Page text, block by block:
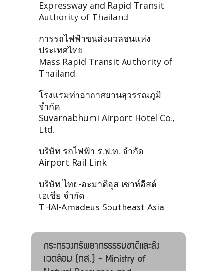
Expressway and Rapid Transit
Authority of Thailand
การรถไฟฟ้าขนส่งมวลชนแห่ง
ประเทศไทย
Mass Rapid Transit Authority of
Thailand
โรงแรมท่าอากาศยานสุวรรณภูมิ
จำกัด
Suvarnabhumi Airport Hotel Co.,
Ltd.
บริษัท รถไฟฟ้า ร.ฟ.ท. จำกัด
Airport Rail Link
บริษัท ไทย-อะมาดิอุส เซาท์อีสต์
เอเชีย จำกัด
THAI-Amadeus Southeast Asia
กระทรวงทรัพยากรธรรมชาติและสิ่ง
แวดล้อม (ทส.) - Ministry of